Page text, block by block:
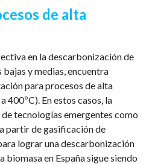
de alta
en la descarbonización de
y medias, encuentra
para procesos de alta
400ºC). En estos casos, la
tecnologías emergentes como
a partir de gasificación de
lograr una descarbonización
biomasaen Españasigue siendo